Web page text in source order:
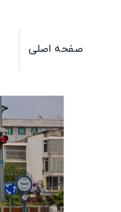
صفحه اصلی